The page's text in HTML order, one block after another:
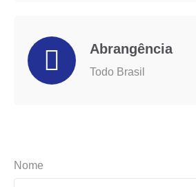
Abrangência
Todo Brasil
Nome